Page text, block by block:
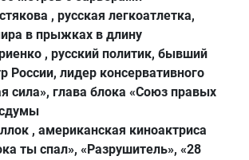
, русская легкоатлетка,
в прыжках в длину
, русский политик, бывший
России, лидер консервативного
сила», глава блока «Союз правых
, американская киноактриса
ты спал», «Разрушитель», «28